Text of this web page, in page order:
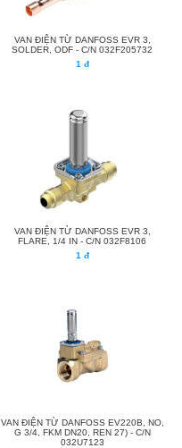
VAN ĐIỆN TỪ DANFOSS EVR 3,
SOLDER, ODF - C/N 032F205732
1 đ
VAN ĐIỆN TỪ DANFOSS EVR 3,
FLARE, 1/4 IN - C/N 032F8106
1 đ
VAN ĐIỆN TỪ DANFOSS EV220B, NO,
G 3/4, FKM DN20, REN 27) - C/N
032U7123